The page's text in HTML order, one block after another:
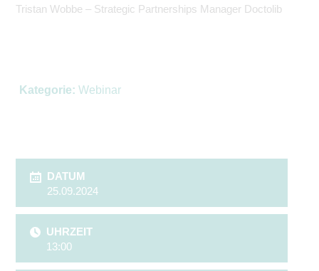
Tristan Wobbe – Strategic Partnerships Manager Doctolib
Kategorie: Webinar
DATUM
25.09.2024
UHRZEIT
13:00